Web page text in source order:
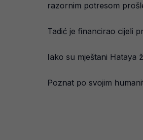
razornim potresom
Tadić je financirao cijeli
Iako su mještani Hataya
Poznat po svojim